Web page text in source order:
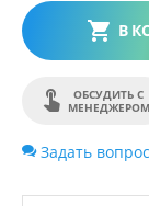
В
ОБСУДИТЬ С
МЕНЕДЖЕРОМ
Задать вопрос